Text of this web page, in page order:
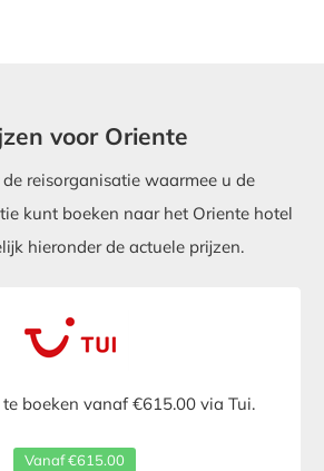
voor Oriente
reisorganisatie waarmee u de
kunt boeken naar het Oriente hotel
hieronder de actuele prijzen.
boeken vanaf €615.00 via Tui.
Vanaf €615.00